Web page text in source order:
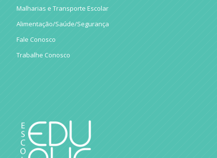
Malharias e Transporte Escolar
Alimentação/Saúde/Segurança
Fale Conosco
Trabalhe Conosco